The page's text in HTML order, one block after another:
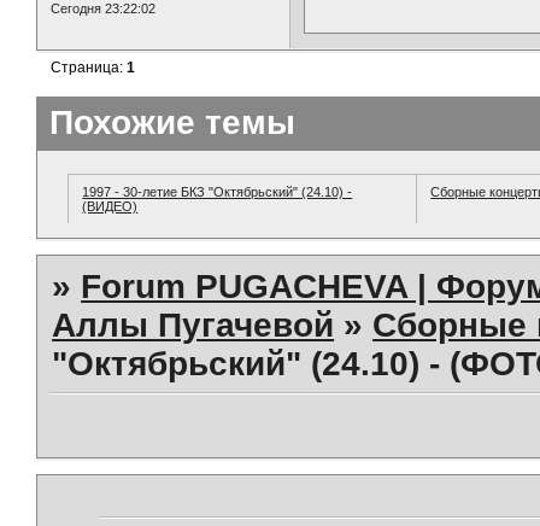
Сегодня 23:22:02
Страница:1
Похожие темы
1997 - 30-летие БКЗ "Октябрьский" (24.10) -
(ВИДЕО)
Сборные
» Forum PUGACHEVA |
Аллы Пугачевой » Сборные
"Октябрьский" (24.10) -